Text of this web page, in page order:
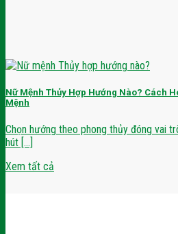
Nữ Mệnh Thủy Hợp Hướng Nào? Cách
Mệnh
Chọn hướng theo phong thủy đóng vai
hút [...]
Xem tất cả